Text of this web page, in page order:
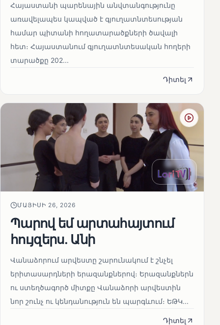
Հայաստանի պարենային անվտանգությունը
առավելապես կապված է գյուղատնտեսության
համար պիտանի հողատարածքների ծավալի
հետ։ Հայաստանում գյուղատնտեսական հողերի
տարածքը 202...
Դիտել
ՄԱՅԻՍԻ 26, 2026
Պարով եմ արտահայտում
հույզերս. Անի
Վանաձորում արվեստը շարունակում է շնչել
երիտասարդների երազանքներով։ Երազանքներն
ու ստեղծագործ միտքը Վանաձորի արվեստին
նոր շունչ ու կենդանություն են պարգևում։ ԵԹԿ...
Դիտել